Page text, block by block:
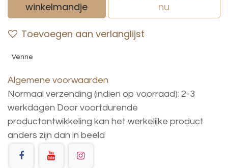
winkelmandje
nu
Toevoegen aan verlanglijst
Venne
Algemene voorwaarden
Normaal verzending (indien op voorraad): 2-3
werkdagen Door voortdurende
productontwikkeling kan het werkelijke product
anders zijn dan in beeld